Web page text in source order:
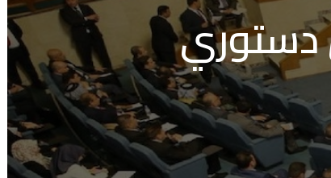
دستوري